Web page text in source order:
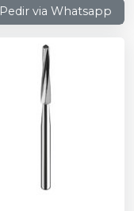
Pedir via Whatsapp